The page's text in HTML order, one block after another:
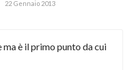
22 Gennaio 2013
è il primo punto da cui